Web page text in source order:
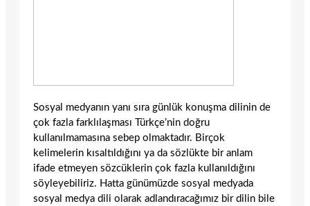
Sosyal medyanın yanı sıra günlük konuşma dilinin de
çok fazla farklılaşması Türkçe’nin doğru
kullanılmamasına sebep olmaktadır. Birçok
kelimelerin kısaltıldığını ya da sözlükte bir anlam
ifade etmeyen sözcüklerin çok fazla kullanıldığını
söyleyebiliriz. Hatta günümüzde sosyal medyada
sosyal medya dili olarak adlandıracağımız bir dilin bile